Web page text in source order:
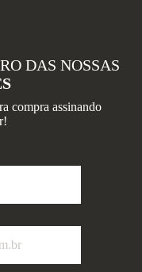
DAS NOSSAS
compra assinando